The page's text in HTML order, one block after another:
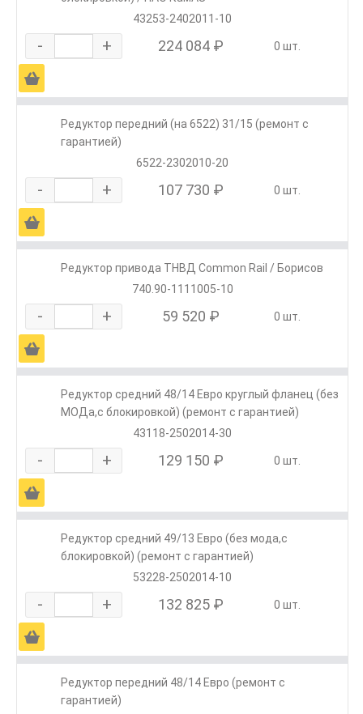
43253-2402011-10
- + 224 084 ₽ 0 шт.
Ä
Редуктор передний (на 6522) 31/15 (ремонт с
гарантией)
6522-2302010-20
- + 107 730 ₽ 0 шт.
Ä
Редуктор привода ТНВД Common Rail / Борисов
740.90-1111005-10
- + 59 520 ₽ 0 шт.
Ä
Редуктор средний 48/14 Евро круглый фланец (без
МОДа,с блокировкой) (ремонт с гарантией)
43118-2502014-30
- + 129 150 ₽ 0 шт.
Ä
Редуктор средний 49/13 Евро (без мода,с
блокировкой) (ремонт с гарантией)
53228-2502014-10
- + 132 825 ₽ 0 шт.
Ä
Редуктор передний 48/14 Евро (ремонт с
гарантией)